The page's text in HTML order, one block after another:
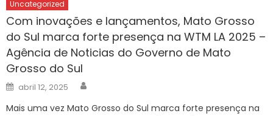
Uncategorized
Com inovações e lançamentos, Mato Grosso
do Sul marca forte presença na WTM LA 2025 –
Agência de Noticias do Governo de Mato
Grosso do Sul
Posted
on
abril 12, 2025
Mais uma vez Mato Grosso do Sul marca forte presença na